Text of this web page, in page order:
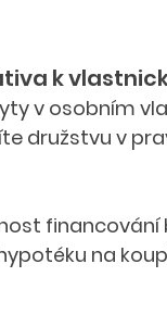
k
v osobním
družstvu v
financování
na